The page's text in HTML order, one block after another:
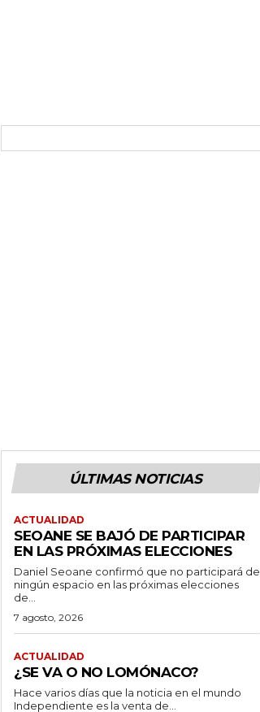
ÚLTIMAS NOTICIAS
ACTUALIDAD
SEOANE SE BAJÓ DE PARTICIPAR
EN LAS PRÓXIMAS ELECCIONES
Daniel Seoane confirmó que no participará de
ningún espacio en las próximas elecciones
de...
7 agosto, 2026
ACTUALIDAD
¿SE VA O NO LOMÓNACO?
Hace varios días que la noticia en el mundo
Independiente es la venta de...